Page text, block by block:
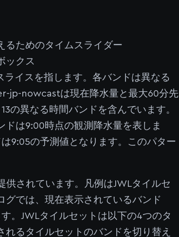
るためのタイムスライダー
ックス
ライスを指します。各バンドは異なる
jp-nowcastは現在降水量と最大60分先
の異なる時間バンドを含んでいます。
は9:00時点の観測降水量を表しま
9:05の予測値となります。このパター
供されています。凡例はJWLタイルセ
グでは、現在表示されているバンド
。JWLタイルセットは以下の4つのタ
るタイルセットのバンドを切り替え